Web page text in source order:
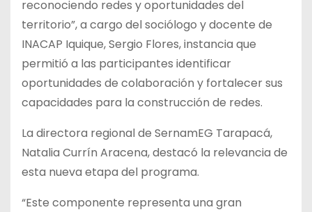
reconociendo redes y oportunidades del
territorio”, a cargo del sociólogo y docente de
INACAP Iquique, Sergio Flores, instancia que
permitió a las participantes identificar
oportunidades de colaboración y fortalecer sus
capacidades para la construcción de redes.
La directora regional de SernamEG Tarapacá,
Natalia Currín Aracena, destacó la relevancia de
esta nueva etapa del programa.
“Este componente representa una gran